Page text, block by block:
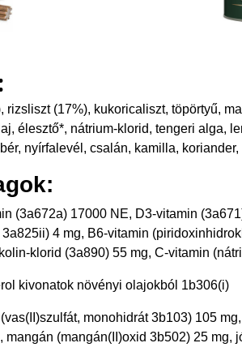
rizsliszt (17%), kukoricaliszt, töpörtyű,
élesztő*, nátrium-klorid, tengeri alga,
nyírfalevél, csalán, kamilla,
(3a672a) 17000 NE, D3-vitamin
4 mg, B6-vitamin
klorid (3a890) 55 mg, C-vitamin
kivonatok növényi olajokból 1b306(i)
monohidrát 3b103) 105
mangán (mangán(II)oxid 3b502) 25